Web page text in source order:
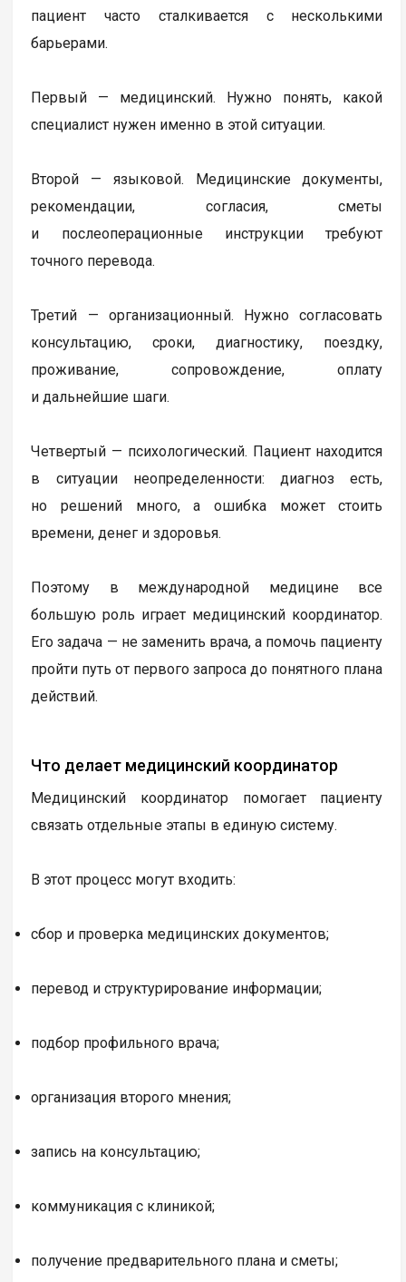
пациент часто сталкивается с несколькими
барьерами.
Первый — медицинский. Нужно понять, какой
специалист нужен именно в этой ситуации.
Второй — языковой. Медицинские документы,
рекомендации, согласия, сметы
и послеоперационные инструкции требуют
точного перевода.
Третий — организационный. Нужно согласовать
консультацию, сроки, диагностику, поездку,
проживание, сопровождение, оплату
и дальнейшие шаги.
Четвертый — психологический. Пациент находится
в ситуации неопределенности: диагноз есть,
но решений много, а ошибка может стоить
времени, денег и здоровья.
Поэтому в международной медицине все
большую роль играет медицинский координатор.
Его задача — не заменить врача, а помочь пациенту
пройти путь от первого запроса до понятного плана
действий.
Что делает медицинский координатор
Медицинский координатор помогает пациенту
связать отдельные этапы в единую систему.
В этот процесс могут входить:
сбор и проверка медицинских документов;
перевод и структурирование информации;
подбор профильного врача;
организация второго мнения;
запись на консультацию;
коммуникация с клиникой;
получение предварительного плана и сметы;